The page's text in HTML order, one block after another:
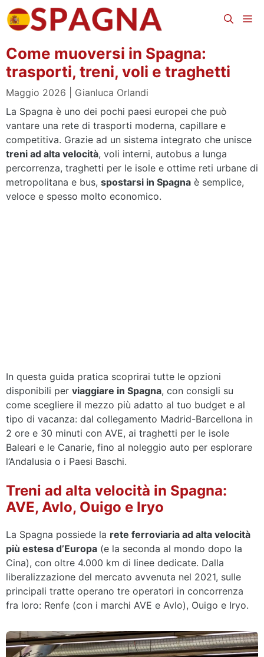
Vai
contenuto
Come muoversi in Spagna:
trasporti, treni, voli e traghetti
Maggio 2026
Gianluca Orlandi
La Spagna è uno dei pochi paesi europei che può
vantare una rete di trasporti moderna, capillare e
competitiva. Grazie ad un sistema integrato che unisce
treni ad alta velocità, voli interni, autobus a lunga
percorrenza, traghetti per le isole e ottime reti urbane di
metropolitana e bus, spostarsi in Spagna è semplice,
veloce e spesso molto economico.
In questa guida pratica scoprirai tutte le opzioni
disponibili per viaggiare in Spagna, con consigli su
come scegliere il mezzo più adatto al tuo budget e al
tipo di vacanza: dal collegamento Madrid-Barcellona in
2 ore e 30 minuti con AVE, ai traghetti per le isole
Baleari e le Canarie, fino al noleggio auto per esplorare
l’Andalusia o i Paesi Baschi.
Treni ad alta velocità in Spagna:
AVE, Avlo, Ouigo e Iryo
La Spagna possiede la rete ferroviaria ad alta velocità
più estesa d’Europa (e la seconda al mondo dopo la
Cina), con oltre 4.000 km di linee dedicate. Dalla
liberalizzazione del mercato avvenuta nel 2021, sulle
principali tratte operano tre operatori in concorrenza
fra loro: Renfe (con i marchi AVE e Avlo), Ouigo e Iryo.